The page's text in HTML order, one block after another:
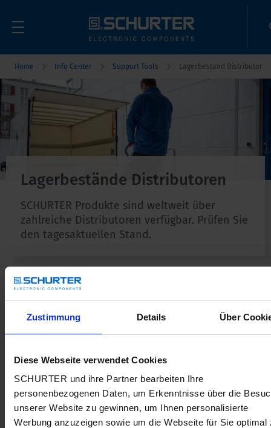
Zustimmung Details Über
Diese Webseite verwendet Cookies
SCHURTER und ihre Partner bearbeiten Ihre
personenbezogenen Daten, um Erkenntnisse über die
unserer Website zu gewinnen, um Ihnen personalisierte
Werbung anzuzeigen sowie um die Webseite für Sie optimal
Home Info Center Support Tools Lagerbestand Distributor
Lagerbestände Distributoren
SCHURTER Produkte sind weltweit über
zahlreiche Distributoren verfügbar. Prüfen Sie
den tagesaktuellen Stand.